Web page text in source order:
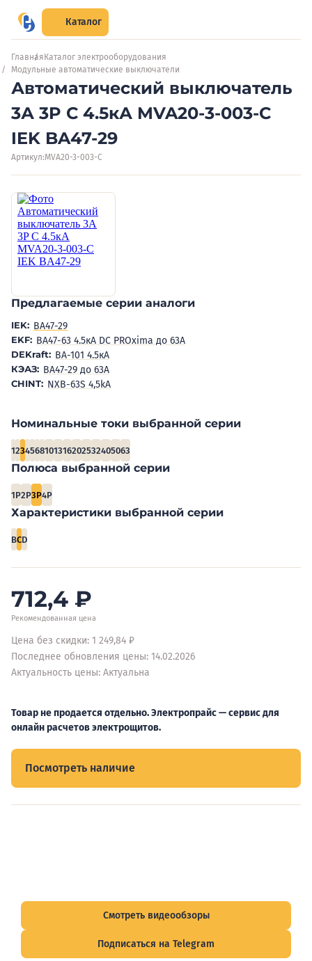
Каталог
Главная Каталог электрооборудования
Модульные автоматические выключатели
Автоматический выключатель
3А 3P C 4.5кА MVA20-3-003-C
IEK BA47-29
Артикул:MVA20-3-003-C
Предлагаемые серии аналоги
IEK: BA47-29
EKF: ВА47-63 4.5кА DC PROxima до 63А
DEKraft: ВА-101 4.5кА
КЭАЗ: ВА47-29 до 63А
CHINT: NXB-63S 4,5kA
Номинальные токи выбранной серии
1234568101316202532405063
Полюса выбранной серии
1P2P3P4P
Характеристики выбранной серии
BCD
712,4 ₽
Рекомендованная цена
Цена без скидки: 1 249,84 ₽
Последнее обновления цены: 14.02.2026
Актуальность цены: Актуальна
Товар не продается отдельно. Электропрайс — сервис для
онлайн расчетов электрощитов.
Посмотреть наличие
Смотреть видеообзоры
Подписаться на Telegram